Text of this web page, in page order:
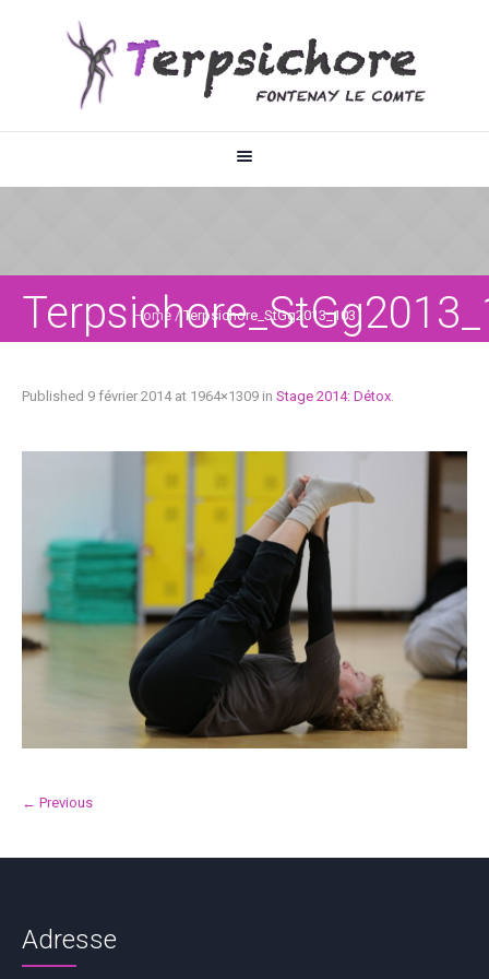
Home /Terpsichore_StGg2013_103
Published 9 février 2014at 1964×1309 in Stage 2014: Détox.
← Previous
Adresse